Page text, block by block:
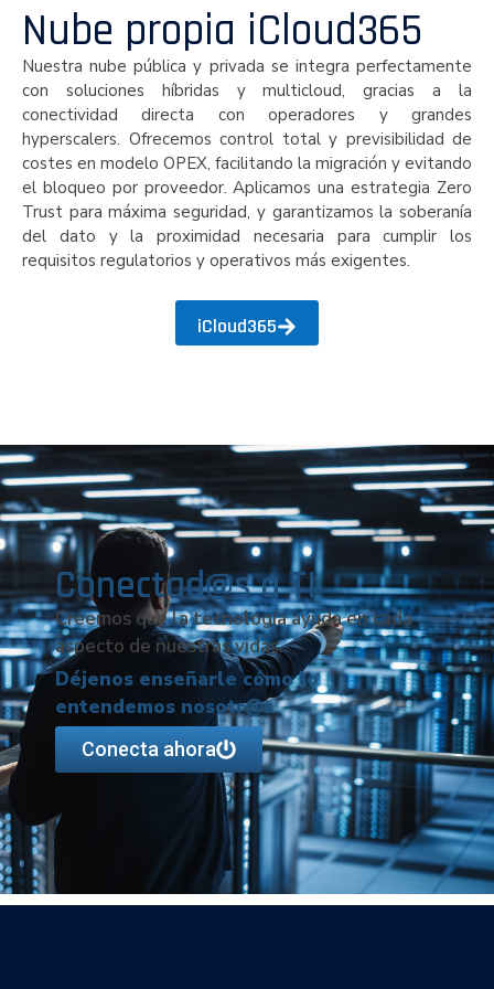
Nube propia iCloud365
Nuestra nube pública y privada se integra perfectamente
con soluciones híbridas y multicloud, gracias a la
conectividad directa con operadores y grandes
hyperscalers. Ofrecemos control total y previsibilidad de
costes en modelo OPEX, facilitando la migración y evitando
el bloqueo por proveedor. Aplicamos una estrategia Zero
Trust para máxima seguridad, y garantizamos la soberanía
del dato y la proximidad necesaria para cumplir los
requisitos regulatorios y operativos más exigentes.
iCloud365
Conectad@s a TI
Creemos que la tecnología ayuda en cada
aspecto de nuestras vidas.
Déjenos enseñarle cómo lo
entendemos nosotr@s
Conecta ahora